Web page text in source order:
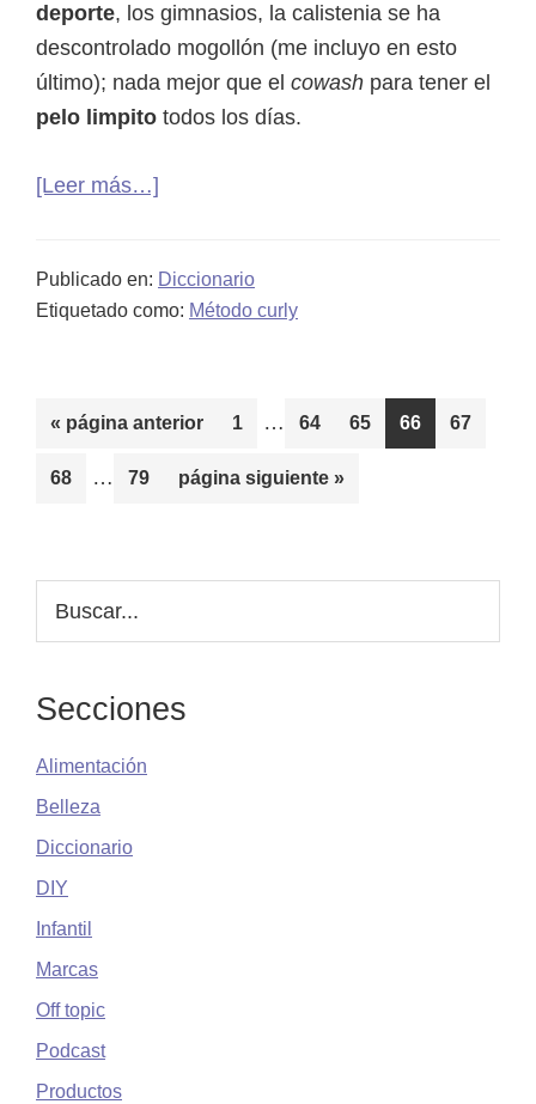
deporte, los gimnasios, la calistenia se ha
descontrolado mogollón (me incluyo en esto
último); nada mejor que el cowash para tener el
pelo limpito todos los días.
[Leer más…]
para
hombres
Publicado en: Diccionario
Etiquetado como: Método curly
« Ir
la
página anterior Página
1
Páginas
omitidas
… Página
64 Página
65 Página
66 Página
67
Página
68
Páginas
… Página
79
Ir
página siguiente »
Barra
lateral
Secciones
Alimentación
Belleza
Diccionario
DIY
Infantil
Marcas
Off topic
Podcast
Productos